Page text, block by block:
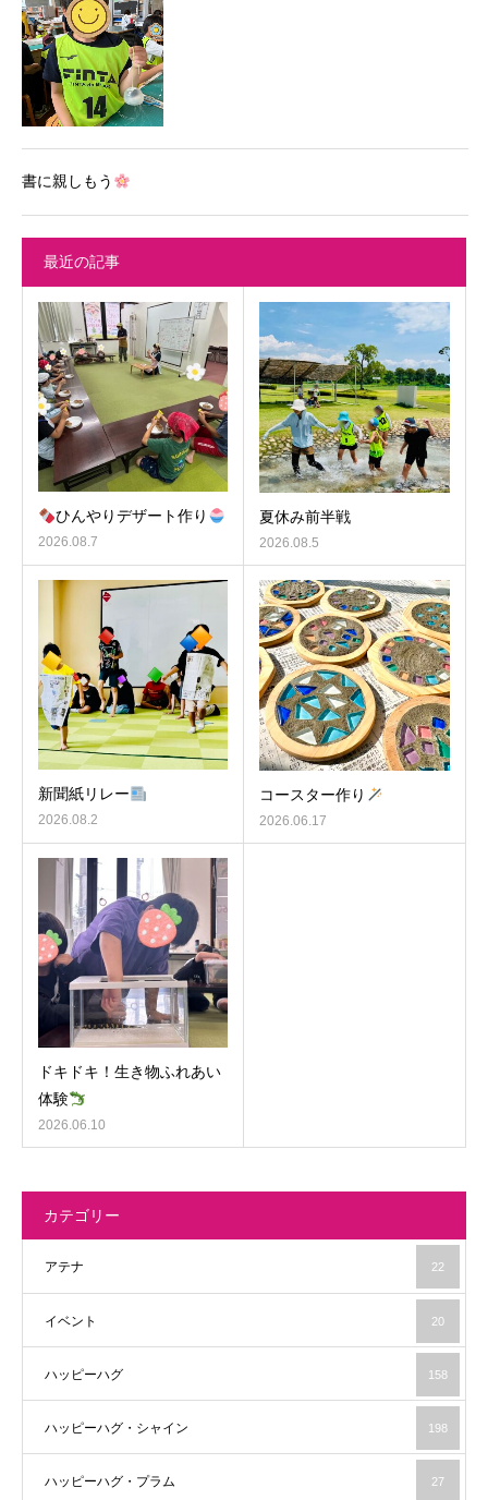
書に親しもう
最近の記事
ひんやりデザート作り
2026.08.7
夏休み前半戦
2026.08.5
新聞紙リレー
2026.08.2
コースター作り
2026.06.17
ドキドキ！生き物ふれあい
体験
2026.06.10
カテゴリー
アテナ 22
イベント 20
ハッピーハグ 158
ハッピーハグ・シャイン 198
ハッピーハグ・プラム 27